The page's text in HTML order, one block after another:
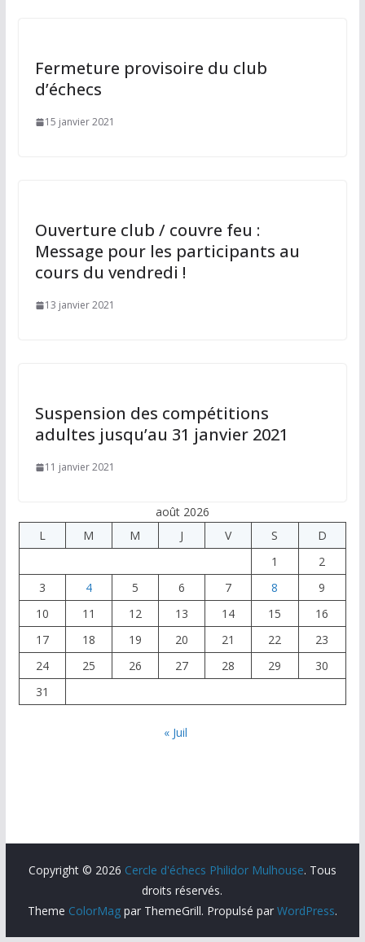
Fermeture provisoire du club
d’échecs
15 janvier 2021
Ouverture club / couvre feu :
Message pour les participants au
cours du vendredi !
13 janvier 2021
Suspension des compétitions
adultes jusqu’au 31 janvier 2021
11 janvier 2021
août 2026
L
M M J V S
D
1
2
3
4 5 6 7 8
9
10
11 12 13 14 15
16
17
18 19 20 21 22
23
24
25 26 27 28 29
30
31
« Juil
Copyright © 2026 Cercle d'échecs Philidor Mulhouse. Tous
droits réservés.
Theme ColorMagpar ThemeGrill. Propulsé par WordPress.